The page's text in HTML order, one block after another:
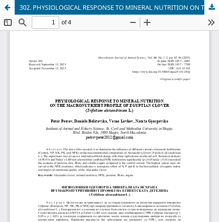
302. PHYSIOLOGICAL RESPONSE TO MINERAL NUTRITION ON THE MACRONUTRIЕНТ PROFILE OF EGYPTIAN CLOVER (Trifolium alexandrinum L.) (Физиолошки одговор на минералната исхрана врз макронутритивниот профил на александровата детелина (Trifolium alexandrinum L.)